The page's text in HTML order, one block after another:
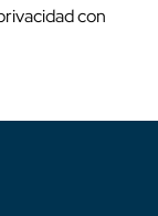
con